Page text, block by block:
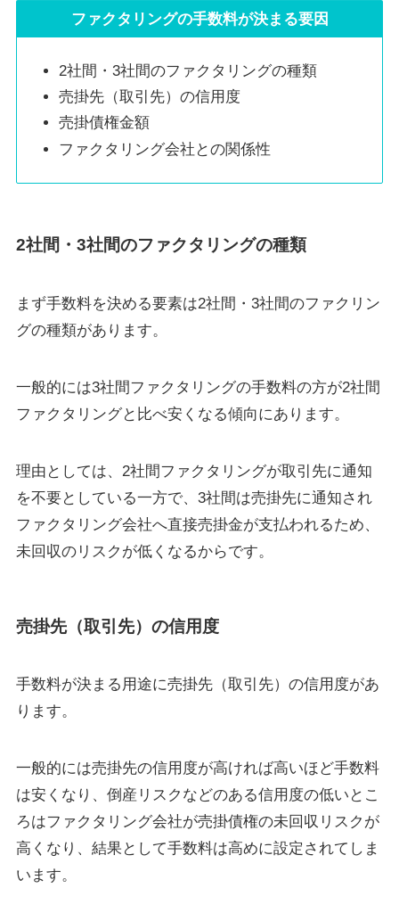
ファクタリングの手数料が決まる要因
2社間・3社間のファクタリングの種類
売掛先（取引先）の信用度
売掛債権金額
ファクタリング会社との関係性
2社間・3社間のファクタリングの種類
まず手数料を決める要素は2社間・3社間のファクリン
グの種類があります。
一般的には3社間ファクタリングの手数料の方が2社間
ファクタリングと比べ安くなる傾向にあります。
理由としては、2社間ファクタリングが取引先に通知
を不要としている一方で、3社間は売掛先に通知され
ファクタリング会社へ直接売掛金が支払われるため、
未回収のリスクが低くなるからです。
売掛先（取引先）の信用度
手数料が決まる用途に売掛先（取引先）の信用度があ
ります。
一般的には売掛先の信用度が高ければ高いほど手数料
は安くなり、倒産リスクなどのある信用度の低いとこ
ろはファクタリング会社が売掛債権の未回収リスクが
高くなり、結果として手数料は高めに設定されてしま
います。